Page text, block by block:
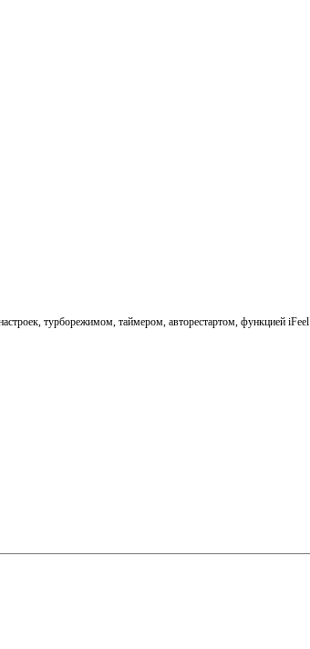
турборежимом, таймером, авторестартом, функцией iFeel